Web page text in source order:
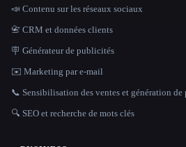
📣 Contenu sur les réseaux sociaux
📇 CRM et données clients
🪧 Générateur de publicités
✉️ Marketing par e-mail
📞 Sensibilisation des ventes et génération de
🔍 SEO et recherche de mots clés